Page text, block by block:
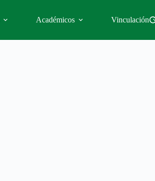
Académicos Vinculación